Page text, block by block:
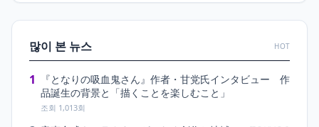
많이 본 뉴스 HOT
1
『となりの吸血鬼さん』作者・甘党氏インタビュー 作
品誕生の背景と「描くことを楽しむこと」
조회 1,013회